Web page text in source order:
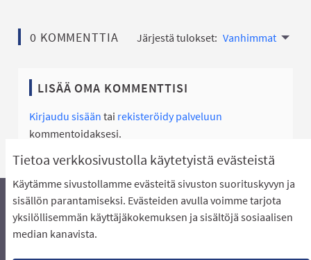
Tietoa verkkosivustolla käytetyistä evästeistä
Käytämme sivustollamme evästeitä sivuston suorituskyvyn ja
sisällön parantamiseksi. Evästeiden avulla voimme tarjota
yksilöllisemmän käyttäjäkokemuksen ja sisältöjä sosiaalisen
median kanavista.
0 KOMMENTTIA Järjestä tulokset: Vanhimmat
LISÄÄ OMA KOMMENTTISI
Kirjaudu sisään tai rekisteröidy palveluun
kommentoidaksesi.
Äänestyksen pikaohjeet
Usein kysytyt kysymykset
Näin äänestät Asukasbudjetissa